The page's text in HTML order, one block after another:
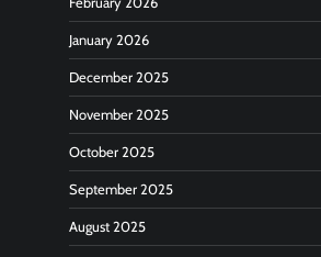
January 2026
December 2025
November 2025
October 2025
September 2025
August 2025